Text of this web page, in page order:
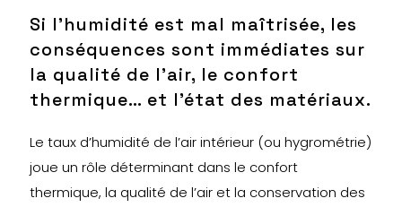
Si l’humidité est mal maîtrisée, les
conséquences sont immédiates sur
la qualité de l’air, le confort
thermique… et l’état des matériaux.
Le taux d’humidité de l’air intérieur (ou hygrométrie)
joue un rôle déterminant dans le confort
thermique, la qualité de l’air et la conservation des